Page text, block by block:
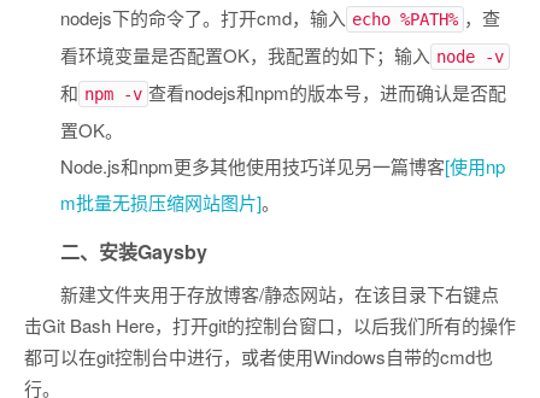
nodejs下的命令了。打开cmd，输入 echo %PATH% ，查
看环境变量是否配置OK，我配置的如下；输入 node -v
和 npm -v 查看nodejs和npm的版本号，进而确认是否配
置OK。
Node.js和npm更多其他使用技巧详见另一篇博客[使用np
m批量无损压缩网站图片]。
二、安装Gaysby
新建文件夹用于存放博客/静态网站，在该目录下右键点
击Git Bash Here，打开git的控制台窗口，以后我们所有的操作
都可以在git控制台中进行，或者使用Windows自带的cmd也
行。